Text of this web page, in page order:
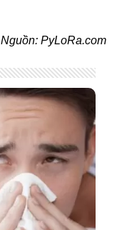
Nguồn: PyLoRa.com